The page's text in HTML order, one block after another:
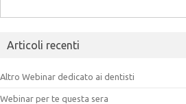
per:
Articoli recenti
Altro Webinar dedicato ai dentisti
Webinar per te questa sera